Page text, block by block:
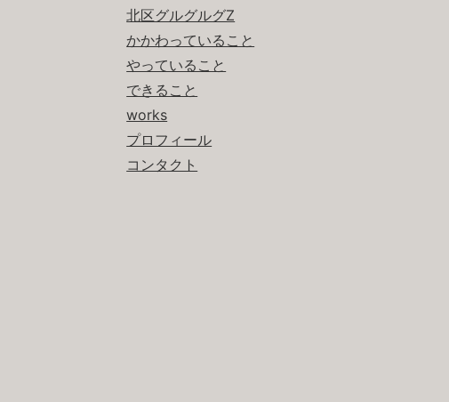
北区グルグルグZ
かかわっていること
やっていること
できること
works
プロフィール
コンタクト